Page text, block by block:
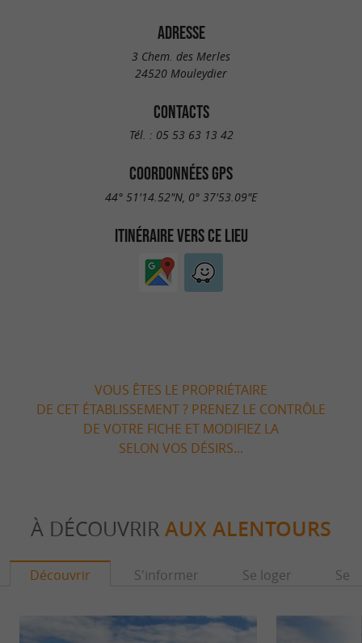
ADRESSE
3 Chem. des Merles
24520 Mouleydier
CONTACTS
Tél. : 05 53 63 13 42
COORDONNÉES GPS
44° 51'14.52"N, 0° 37'53.09"E
ITINÉRAIRE VERS CE LIEU
VOUS ÊTES LE PROPRIÉTAIRE
DE CET ÉTABLISSEMENT ? PRENEZ LE CONTRÔLE
DE VOTRE FICHE ET MODIFIEZ LA
SELON VOS DÉSIRS...
À DÉCOUVRIR AUX ALENTOURS
Découvrir S'informer Se loger Se